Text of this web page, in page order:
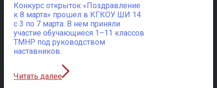
Конкурс открыток «Поздравление
к 8 марта» прошел в КГКОУ ШИ 14
с 3 по 7 марта. В нем приняли
участие обучающиеся 1–11 классов
ТМНР под руководством
наставников.
Читать далее